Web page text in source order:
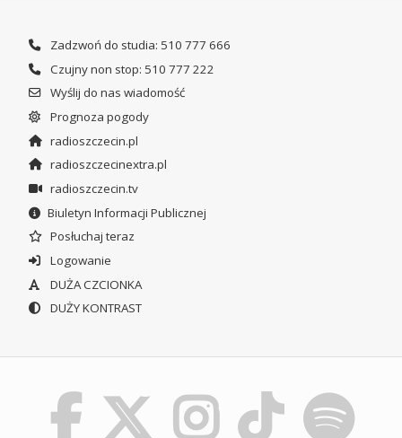
Zadzwoń do studia: 510 777 666
Czujny non stop: 510 777 222
Wyślij do nas wiadomość
Prognoza pogody
radioszczecin.pl
radioszczecinextra.pl
radioszczecin.tv
Biuletyn Informacji Publicznej
Posłuchaj teraz
Logowanie
DUŻA CZCIONKA
DUŻY KONTRAST